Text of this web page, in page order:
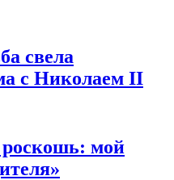
свела
с Николаем II
роскошь: мой